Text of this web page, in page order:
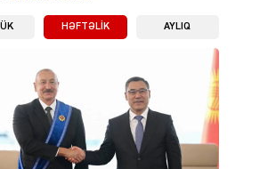
layihəsi ilə bağlı AÇIQLAMA
04.08.2026
Müharibə Rusiyanın belini
HƏFTƏLIK AYLIQ